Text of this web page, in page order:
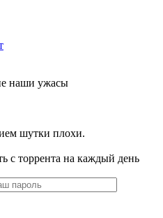
наши ужасы
шутки плохи.
с торрента на каждый день